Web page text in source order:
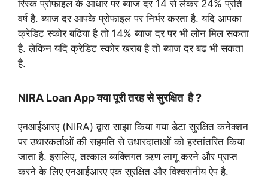
रिस्क प्रोफाइल के आधार पर ब्याज दर 14 से लेकर 24% प्रति
वर्ष है. ब्याज दर आपके प्रोफाइल पर निर्भर करता है. यदि आपका
क्रेडिट स्कोर बढिया है तो 14% ब्याज दर पर भी लोन मिल सकता
है. लेकिन यदि क्रेडिट स्कोर खराब है तो ब्याज दर बढ भी सकता
है.
NIRA Loan App क्या पूरी तरह से सुरक्षित है ?
एनआईआरए (NIRA) द्वारा साझा किया गया डेटा सुरक्षित कनेक्शन
पर उधारकर्ताओं की सहमति से उधारदाताओं को हस्तांतरित किया
जाता है. इसलिए, तत्काल व्यक्तिगत ऋण लागू करने और प्राप्त
करने के लिए एनआईआरए एक सुरक्षित और विश्वसनीय ऐप है.